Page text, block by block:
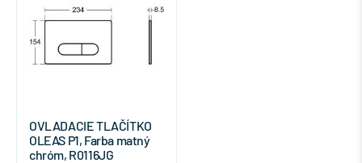
OVLADACIE TLAČÍTKO
OLEAS P1, Farba matný
chróm, R0116JG